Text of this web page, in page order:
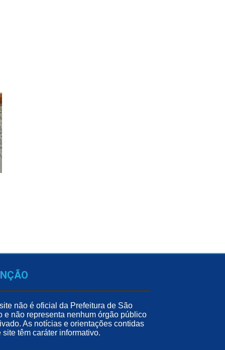
não é oficial da Prefeitura de São
e não representa nenhum órgão público
As notícias e orientações contidas
site têm caráter informativo.